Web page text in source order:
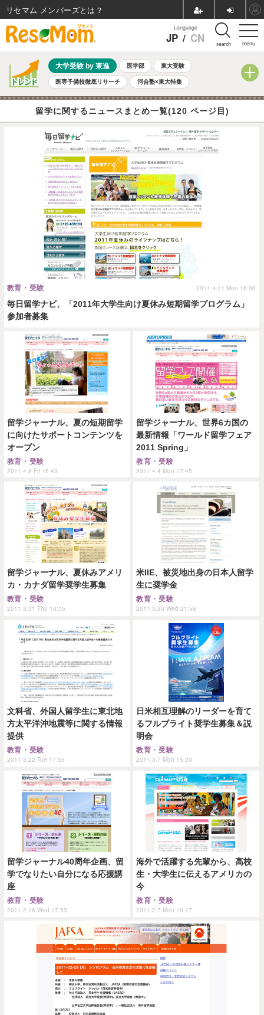
menu
Language
JP / CN search
大学受験 by 東進 医学部 東大受験
医専予備校徹底リサーチ 河合塾×東大特集
親子で考える大学選び 高校受験 中学受験 小学校受験
共通テスト 夏休み 8月開催学校説明会・相談会
自由研究教材（小学生向け） 自由研究教材（中学生向け）
留学に関するニュースまとめ一覧(120 ページ目)
毎日留学ナビ、「2011年大学生向け夏休み短期留学プログラム」
参加者募集
教育・受験 2011.4.11 Mon 16:06
留学ジャーナル、夏の短期留学
に向けたサポートコンテンツを
オープン
教育・受験
2011.4.8 Fri 16:43
留学ジャーナル、世界6カ国の
最新情報「ワールド留学フェア
2011 Spring」
教育・受験
2011.4.4 Mon 17:45
留学ジャーナル、夏休みアメリ
カ・カナダ留学奨学生募集
教育・受験
2011.3.31 Thu 10:15
米IIE、被災地出身の日本人留学
生に奨学金
教育・受験
2011.3.30 Wed 21:56
文科省、外国人留学生に東北地
方太平洋沖地震等に関する情報
提供
教育・受験
2011.3.22 Tue 17:55
日米相互理解のリーダーを育て
るフルブライト奨学生募集＆説
明会
教育・受験
2011.3.7 Mon 15:30
留学ジャーナル40周年企画、留
学でなりたい自分になる応援講
座
教育・受験
2011.2.16 Wed 17:53
海外で活躍する先輩から、高校
生・大学生に伝えるアメリカの
今
教育・受験
2011.2.7 Mon 19:17
リセマム メンバーズ